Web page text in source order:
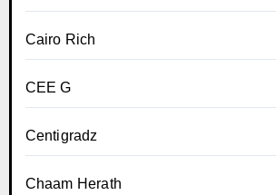
Cairo Rich
CEE G
Centigradz
Chaam Herath